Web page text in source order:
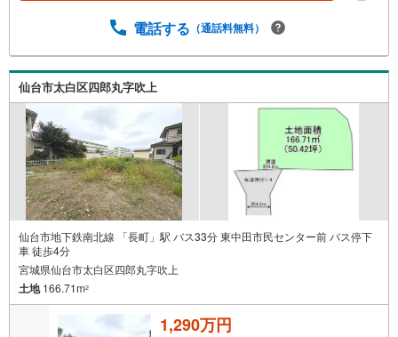
電話する （通話料無料）
仙台市太白区四郎丸字吹上
仙台市地下鉄南北線 「長町」駅 バス33分 東中田市民センター前 バス停下
車 徒歩4分
宮城県仙台市太白区四郎丸字吹上
土地166.71m2
1,290万円